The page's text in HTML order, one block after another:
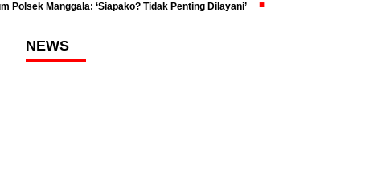
Polsek Manggala: ‘Siapako? Tidak Penting Dilayani’
NEWS